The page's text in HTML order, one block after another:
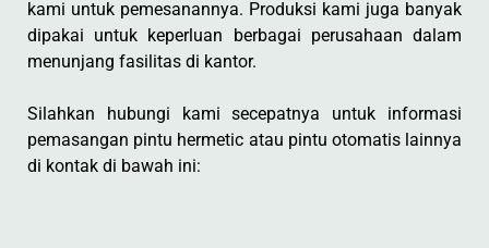
kami untuk pemesanannya. Produksi kami juga banyak
dipakai untuk keperluan berbagai perusahaan dalam
menunjang fasilitas di kantor.
Silahkan hubungi kami secepatnya untuk informasi
pemasangan pintu hermetic atau pintu otomatis lainnya
di kontak di bawah ini: